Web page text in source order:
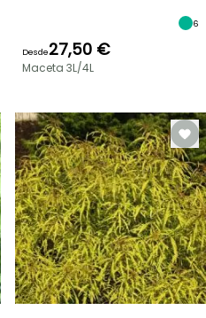
6
Desde27,50 €
Maceta 3L/4L